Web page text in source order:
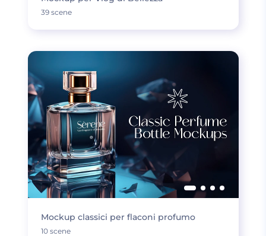
39 scene
Mockup classici per flaconi profumo
10 scene